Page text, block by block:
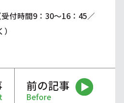
付時間9：30～16：45／
前の記事
Before